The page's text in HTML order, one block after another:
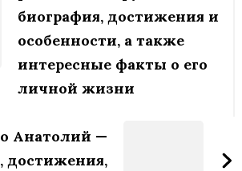
биография, достижения и
особенности, а также
интересные факты о его
личной жизни
Анатолий —
достижения,